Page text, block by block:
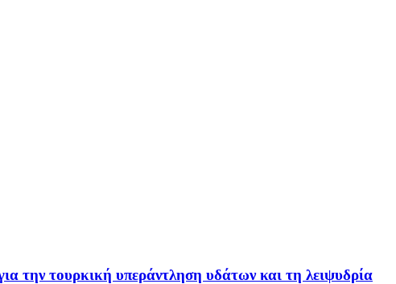
την τουρκική υπεράντληση υδάτων και τη λειψυδρία